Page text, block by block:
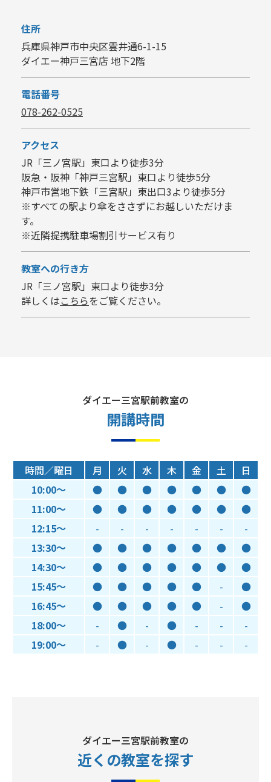
住所
兵庫県神戸市中央区雲井通6-1-15
ダイエー神戸三宮店 地下2階
電話番号
078-262-0525
アクセス
JR「三ノ宮駅」東口より徒歩3分
阪急・阪神「神戸三宮駅」東口より徒歩5分
神戸市営地下鉄「三宮駅」東出口3より徒歩5分
※すべての駅より傘をささずにお越しいただけま
す。
※近隣提携駐車場割引サービス有り
教室への行き方
JR「三ノ宮駅」東口より徒歩3分
詳しくはこちらをご覧ください。
ダイエー三宮駅前教室の
開講時間
時間／曜日 月 火 水 木 金 土
日
10:00～
● ● ● ● ● ●
●
11:00～
● ● ● ● ● ●
●
12:15～
- - - - - -
-
13:30～
● ● ● ● ● ●
●
14:30～
● ● ● ● ● ●
●
15:45～
● ● ● ● ● -
●
16:45～
● ● ● ● ● -
●
18:00～
- ● - ● - -
-
19:00～
- ● - ● - - -
ダイエー三宮駅前教室の
近くの教室を探す